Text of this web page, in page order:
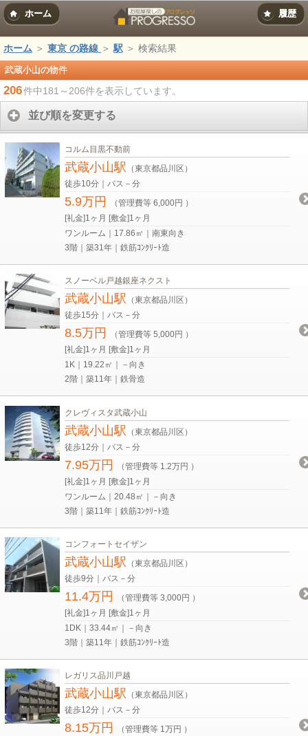
ホーム 履歴
ホーム ＞ 東京 の路線 ＞駅 ＞ 検索結果
武蔵小山の物件
206件中181～206件を表示しています。
並び順を変更する
コルム目黒不動前
武蔵小山駅
（東京都品川区）
徒歩10分｜バス－分
5.9万円
（管理費等 6,000円 ）
[礼金]1ヶ月 [敷金]1ヶ月
ワンルーム｜17.86㎡｜南東向き
3階｜築31年｜鉄筋ｺﾝｸﾘｰﾄ造
スノーベル戸越銀座ネクスト
武蔵小山駅 （東京都品川区）
徒歩15分｜バス－分
8.5万円
（管理費等 5,000円 ）
[礼金]1ヶ月 [敷金]1ヶ月
1K｜19.22㎡｜－向き
2階｜築11年｜鉄骨造
クレヴィスタ武蔵小山
武蔵小山駅
（東京都品川区）
徒歩12分｜バス－分
7.95万円
（管理費等 1.2万円 ）
[礼金]1ヶ月 [敷金]1ヶ月
ワンルーム｜20.48㎡｜－向き
3階｜築11年｜鉄筋ｺﾝｸﾘｰﾄ造
コンフォートセイザン
武蔵小山駅
（東京都品川区）
徒歩9分｜バス－分
11.4万円
（管理費等 3,000円 ）
[礼金]1ヶ月 [敷金]1ヶ月
1DK｜33.44㎡｜－向き
3階｜築11年｜鉄筋ｺﾝｸﾘｰﾄ造
レガリス品川戸越
武蔵小山駅 （東京都品川区）
徒歩12分｜バス－分
8.15万円
（管理費等 1万円 ）